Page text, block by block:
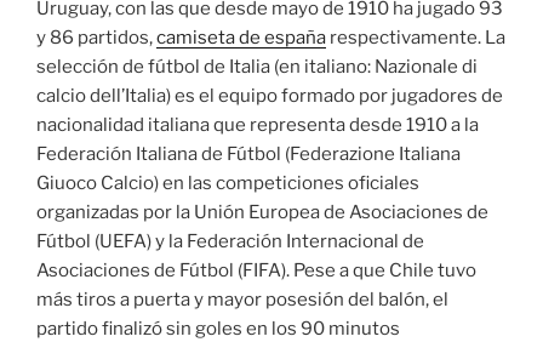
Uruguay, con las que desde mayo de 1910 ha jugado 93
y 86 partidos,camiseta de españa respectivamente. La
selección de fútbol de Italia (en italiano: Nazionale di
calcio dell’Italia) es el equipo formado por jugadores de
nacionalidad italiana que representa desde 1910 a la
Federación Italiana de Fútbol (Federazione Italiana
Giuoco Calcio) en las competiciones oficiales
organizadas por la Unión Europea de Asociaciones de
Fútbol (UEFA) y la Federación Internacional de
Asociaciones de Fútbol (FIFA). Pese a que Chile tuvo
más tiros a puerta y mayor posesión del balón, el
partido finalizó sin goles en los 90 minutos